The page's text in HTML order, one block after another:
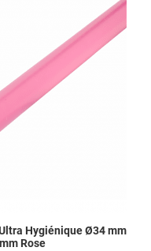
Hygiénique Ø34 mm
Rose